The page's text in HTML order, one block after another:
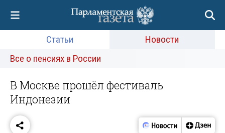
Статьи
Новости
Все о пенсиях в России
В Москве прошёл фестиваль
Индонезии